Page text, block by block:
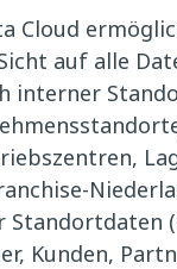
Cloud
auf alle
interner
Standortdaten
Kunden,